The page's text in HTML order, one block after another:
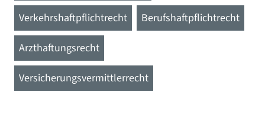
Verkehrshaftpflichtrecht Berufshaftpflichtrecht
Arzthaftungsrecht
Versicherungsvermittlerrecht